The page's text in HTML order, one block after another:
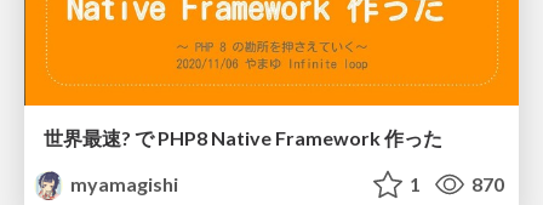
世界最速? で PHP8 Native Framework 作った
myamagishi
1 870